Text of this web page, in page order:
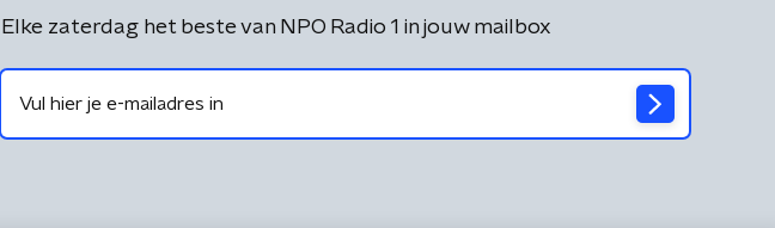
Elke zaterdag het beste van NPO Radio 1 in jouw mailbox